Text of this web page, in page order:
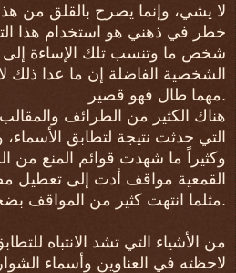
لا يشي، وإنما يصرح بالقلق من
خطر في ذهني هو استخدام هذا
شخص ما وتنسب تلك الإساءة
الشخصية الفاضلة إن ما عدا ذلك
مهما طال فهو قصير.
هناك الكثير من الطرائف
التي حدثت نتيجة لتطابق الأسماء،
وكثيراً ما شهدت قوائم المنع من
القمعية مواقف أدت إلى تعطيل
مثلما انتهت كثير من المواقف بضحكات تريح القلب.
من الأشياء التي تشد الانتباه
لاحظته في العناوين وأسماء